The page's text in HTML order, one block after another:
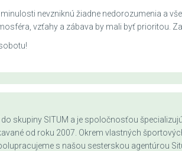
minulosti nevzniknú žiadne nedorozumenia a
vzťahy a zábava by mali byť prioritou.
skupiny SITUM a je spoločnosťou
od roku 2007. Okrem vlastných
s našou sesterskou agentúrou